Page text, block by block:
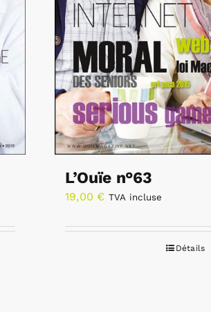
L’Ouïe n°63
19,00 € TVA incluse
Détails